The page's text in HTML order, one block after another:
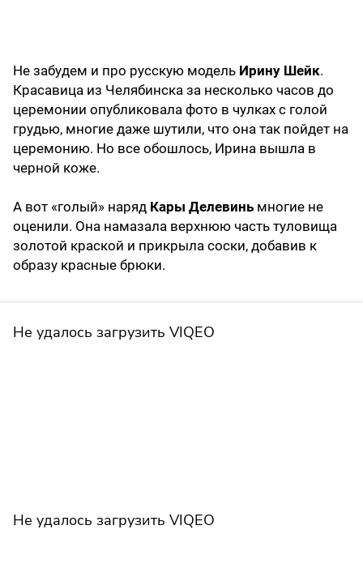
Не забудем и про русскую модель Ирину Шейк.
Красавица из Челябинска за несколько часов до
церемонии опубликовала фото в чулках с голой
грудью, многие даже шутили, что она так пойдет на
церемонию. Но все обошлось, Ирина вышла в
черной коже.
А вот «голый» наряд Кары Делевинь многие не
оценили. Она намазала верхнюю часть туловища
золотой краской и прикрыла соски, добавив к
образу красные брюки.
Не удалось загрузить VIQEO
Не удалось загрузить VIQEO